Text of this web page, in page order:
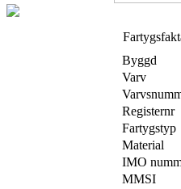
Byggd
Varv
Registernr
Fartygstyp
Material
IMO
MMSI